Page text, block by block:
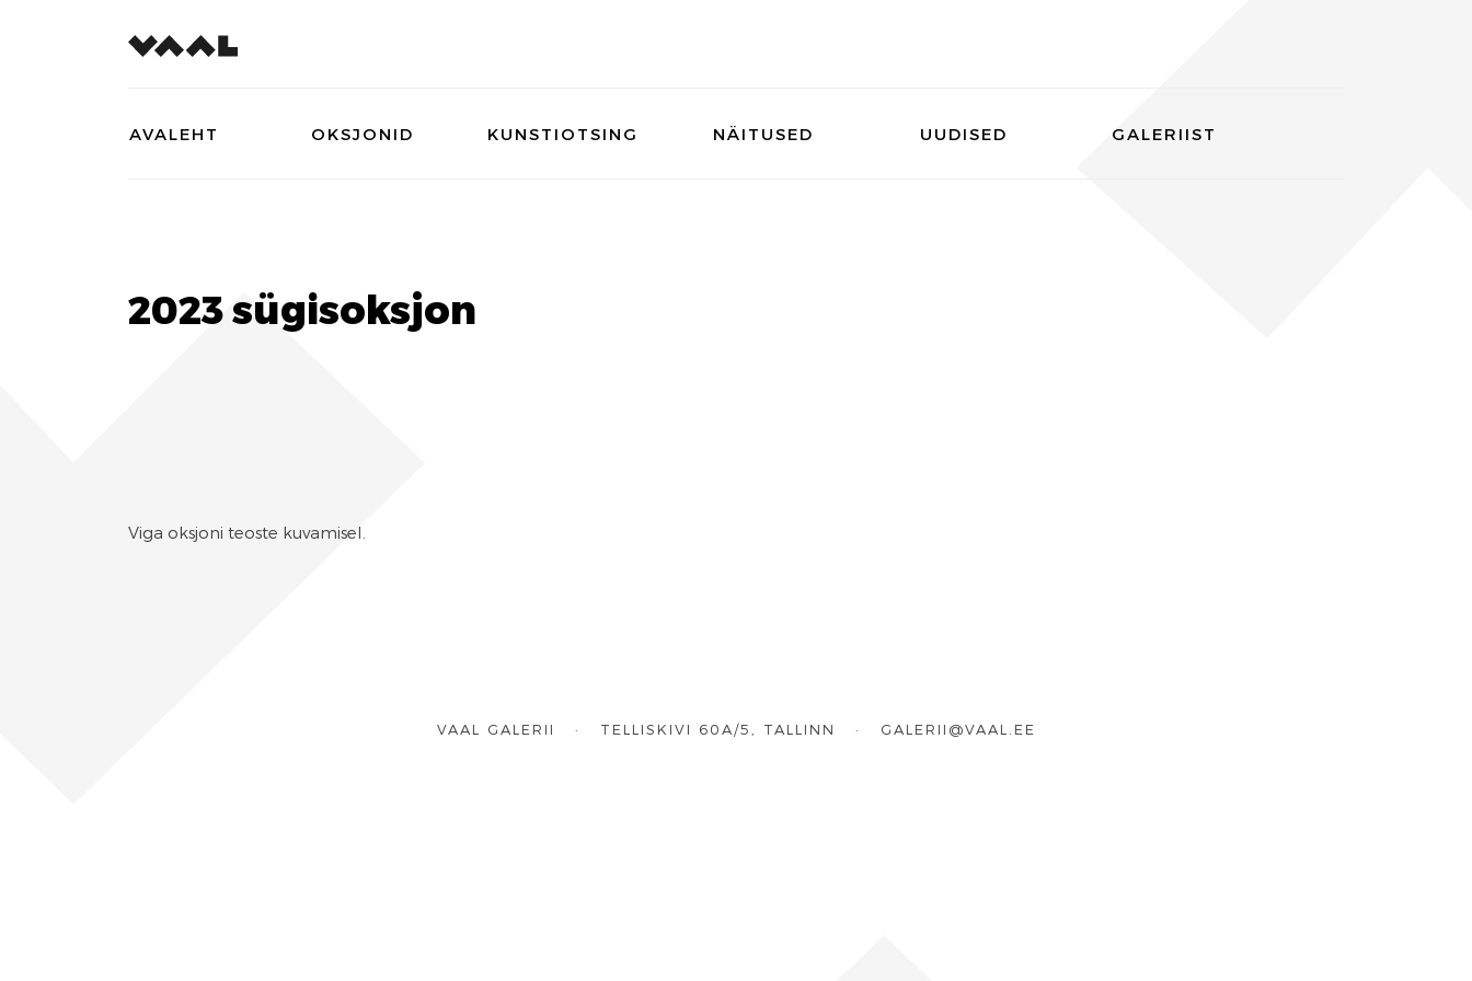
AVALEHT OKSJONID KUNSTIOTSING NÄITUSED UUDISED GALERIIST
2023 sügisoksjon
Viga oksjoni teoste kuvamisel.
VAAL GALERII · TELLISKIVI 60A/5, TALLINN · GALERII@VAAL.EE